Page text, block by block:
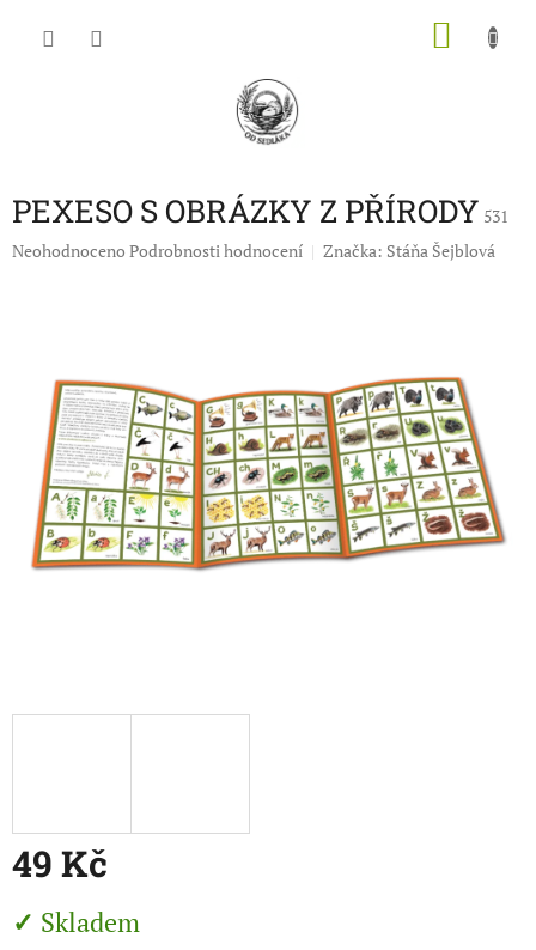
PEXESO S OBRÁZKY Z PŘÍRODY 531
Průměrné
hvězdiček.
Neohodnoceno Podrobnosti hodnocení Značka: Stáňa Šejblová
49 Kč
cena:Skladem